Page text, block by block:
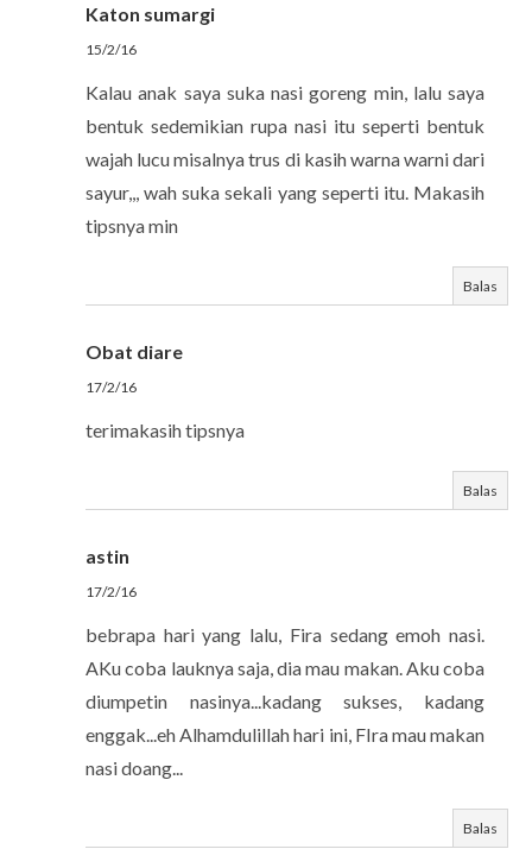
Katon sumargi
15/2/16
Kalau anak saya suka nasi goreng min, lalu saya
bentuk sedemikian rupa nasi itu seperti bentuk
wajah lucu misalnya trus di kasih warna warni dari
sayur,,, wah suka sekali yang seperti itu. Makasih
tipsnya min
Balas
Obat diare
17/2/16
terimakasih tipsnya
Balas
astin
17/2/16
bebrapa hari yang lalu, Fira sedang emoh nasi.
AKu coba lauknya saja, dia mau makan. Aku coba
diumpetin nasinya...kadang sukses, kadang
enggak...eh Alhamdulillah hari ini, FIra mau makan
nasi doang...
Balas